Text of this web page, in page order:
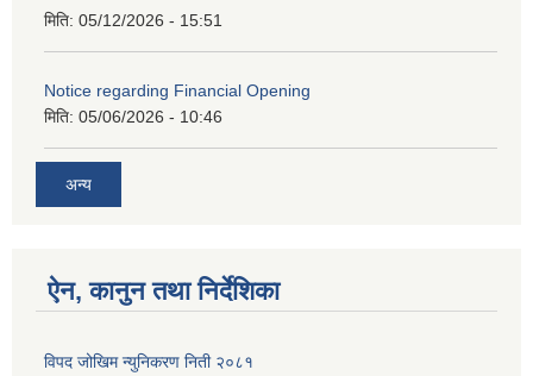
मिति: 05/12/2026 - 15:51
Notice regarding Financial Opening
मिति: 05/06/2026 - 10:46
अन्य
ऐन, कानुन तथा निर्देशिका
विपद जोखिम न्युनिकरण निती २०८१